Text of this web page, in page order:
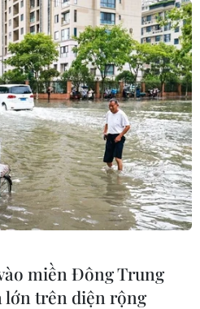
miền Đông Trung
lớn trên diện rộng